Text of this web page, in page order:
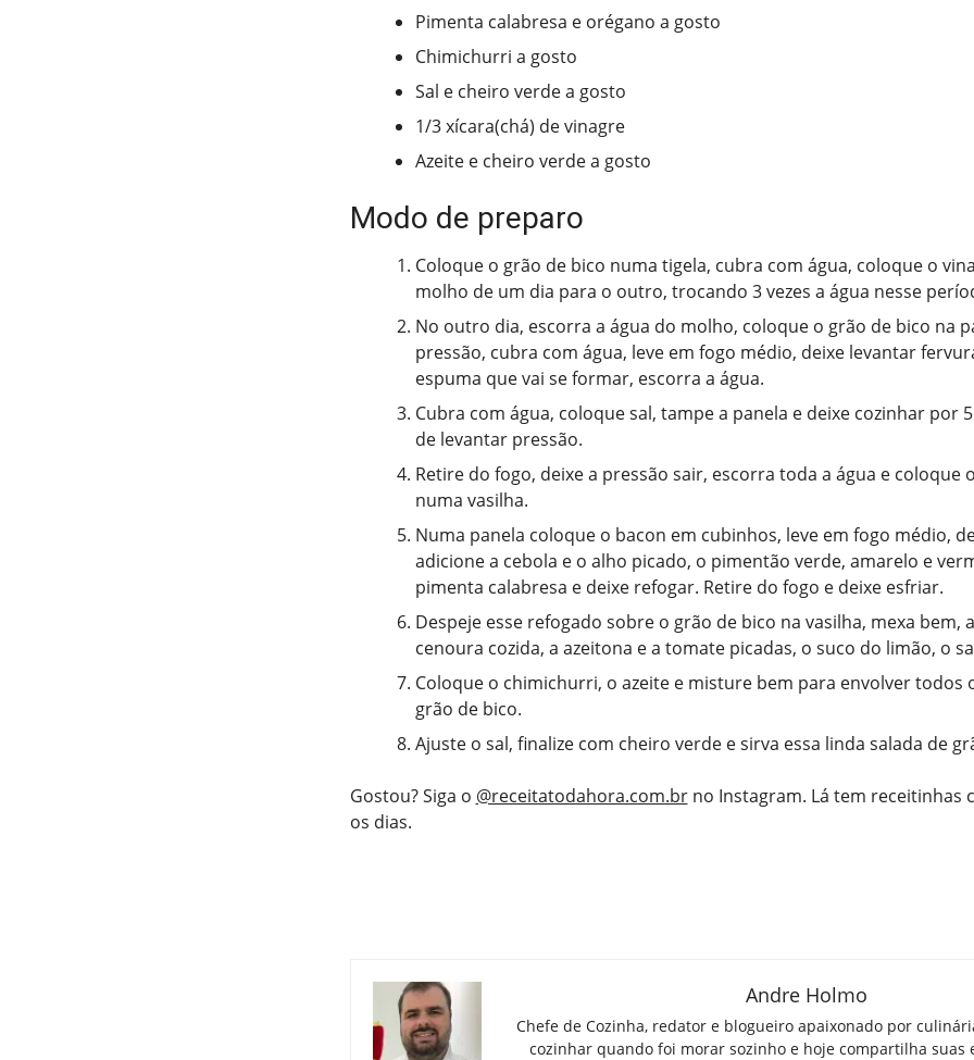
Pimenta calabresa e orégano a gosto
Chimichurri a gosto
Sal e cheiro verde a gosto
1/3 xícara(chá) de vinagre
Azeite e cheiro verde a gosto
Modo de preparo
Coloque o grão de bico numa tigela, cubra com água, coloque o
molho de um dia para o outro, trocando 3 vezes a água nesse
No outro dia, escorra a água do molho, coloque o grão de bico na
pressão, cubra com água, leve em fogo médio, deixe levantar
espuma que vai se formar, escorra a água.
Cubra com água, coloque sal, tampe a panela e deixe cozinhar por
de levantar pressão.
Retire do fogo, deixe a pressão sair, escorra toda a água e coloque
numa vasilha.
Numa panela coloque o bacon em cubinhos, leve em fogo médio,
adicione a cebola e o alho picado, o pimentão verde, amarelo e
pimenta calabresa e deixe refogar. Retire do fogo e deixe esfriar.
Despeje esse refogado sobre o grão de bico na vasilha, mexa bem,
cenoura cozida, a azeitona e a tomate picadas, o suco do limão, o
Coloque o chimichurri, o azeite e misture bem para envolver todos
grão de bico.
Ajuste o sal, finalize com cheiro verde e sirva essa linda salada de
Gostou? Siga o @receitatodahora.com.brno Instagram. Lá tem receitinhas
os dias.
Andre Holmo
Chefe de Cozinha, redator e blogueiro apaixonado por
cozinhar quando foi morar sozinho e hoje compartilha suas